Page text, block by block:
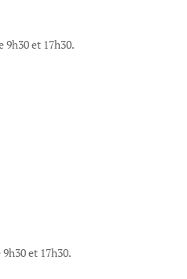
et 17h30.
et 17h30.